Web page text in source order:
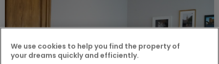
We use cookies to help you find the property of
your dreams quickly and efficiently.